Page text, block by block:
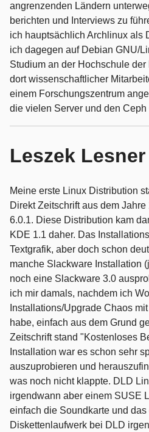
angrenzenden Ländern
berichten und Interviews zu
ich hauptsächlich Archlinux als
ich dagegen auf Debian GNU/
Studium an der Hochschule
dort wissenschaftlicher
einem Forschungszentrum
die vielen Server und den Ceph
Leszek Lesner
Meine erste Linux Distribution
Direkt Zeitschrift aus dem
6.0.1. Diese Distribution kam
KDE 1.1 daher. Das
Textgrafik, aber doch schon
manche Slackware Installation
noch eine Slackware 3.0
ich mir damals, nachdem ich
Installations/Upgrade Chaos
habe, einfach aus dem Grund
Zeitschrift stand "Kostenloses
Installation war es schon sehr
auszuprobieren und
was noch nicht klappte. DLD
irgendwann aber einem SUSE
einfach die Soundkarte und
Diskettenlaufwerk bei DLD